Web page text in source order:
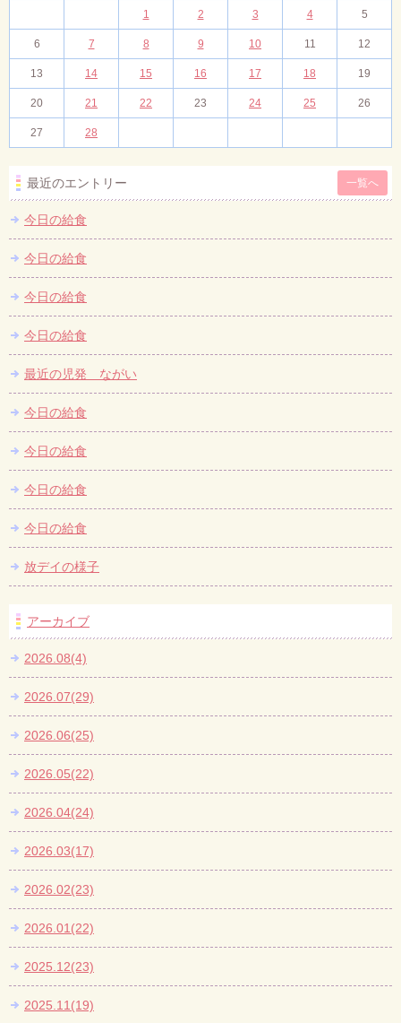
1 2 3 4 5
6 7 8 9 10 11 12
13 14 15 16 17 18 19
20 21 22 23 24 25 26
27 28
最近のエントリー 一覧へ
今日の給食
今日の給食
今日の給食
今日の給食
最近の児発 ながい
今日の給食
今日の給食
今日の給食
今日の給食
放デイの様子
アーカイブ
2026.08(4)
2026.07(29)
2026.06(25)
2026.05(22)
2026.04(24)
2026.03(17)
2026.02(23)
2026.01(22)
2025.12(23)
2025.11(19)